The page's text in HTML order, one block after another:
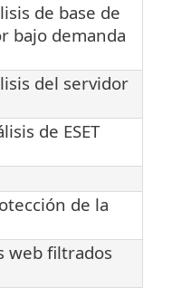
de base de
bajo demanda
del servidor
de ESET
de la
web filtrados